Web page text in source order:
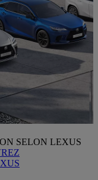
SELON LEXUS